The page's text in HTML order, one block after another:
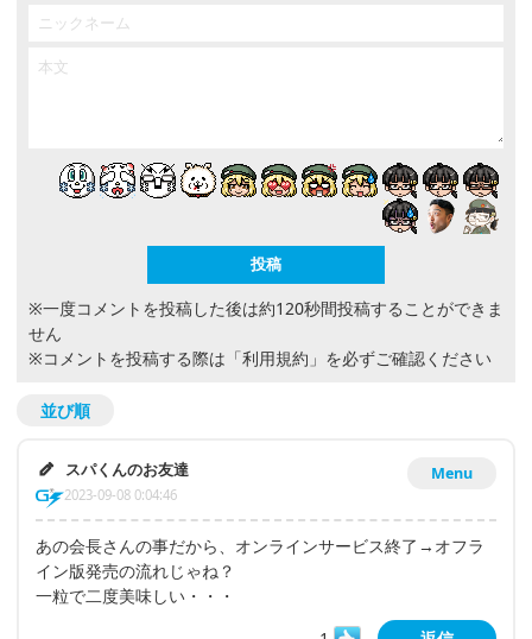
※一度コメントを投稿した後は約120秒間投稿することができま
せん
※コメントを投稿する際は 「利用規約」 を必ずご確認ください
並び順
Menu
スパくんのお友達
2023-09-08 0:04:46
あの会長さんの事だから、オンラインサービス終了→オフラ
イン版発売の流れじゃね？
一粒で二度美味しい・・・